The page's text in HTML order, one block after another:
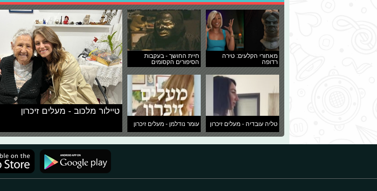
מאחורי הקלעים: טירה
רדופה
חיית החושך - בעקבות
הסיפורים הקסומים
טליה עובדיה - מעלים זיכרון עומר נודלמן - מעלים זיכרון
טיילור מלכוב - מעלים זיכרון